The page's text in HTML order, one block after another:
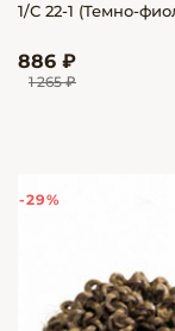
1/С 22-1 (Темно-
886 ₽
1 265 ₽
-29%